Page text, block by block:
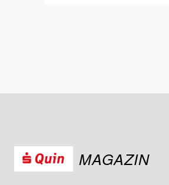
MAGAZIN